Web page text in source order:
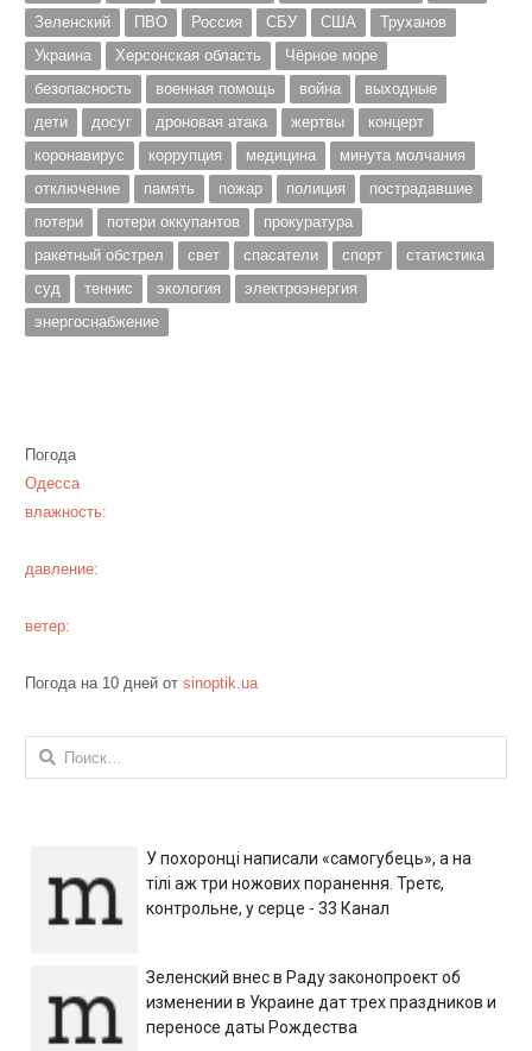
Зеленский
ПВО Россия СБУ США
Труханов
Украина
Херсонская область
Чёрное море
безопасность
военная помощь война
выходные
дети
досуг дроновая атака жертвы
концерт
коронавирус
коррупция медицина
минута молчания
отключение
память пожар полиция
пострадавшие
потери
потери оккупантов
прокуратура
ракетный обстрел
свет спасатели спорт
статистика
суд
теннис экология
электроэнергия
энергоснабжение
Погода
Одесса
влажность:
давление:
ветер:
Погода на 10 дней от sinoptik.ua
Найти:
У похоронці написали «самогубець», а на
тілі аж три ножових поранення. Третє,
контрольне, у серце - 33 Канал
Зеленский внес в Раду законопроект об
изменении в Украине дат трех праздников и
переносе даты Рождества